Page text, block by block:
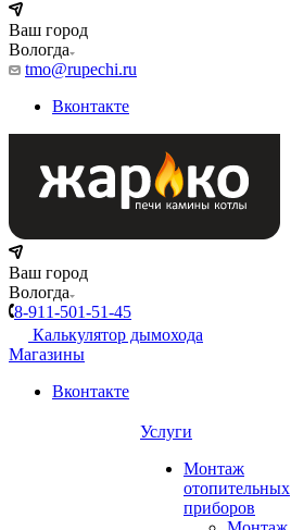
Ваш город
Вологда
tmo@rupechi.ru
Вконтакте
Ваш город
Вологда
8-911-501-51-45
Калькулятор дымохода
Магазины
Вконтакте
Услуги
Монтаж
отопительных
приборов